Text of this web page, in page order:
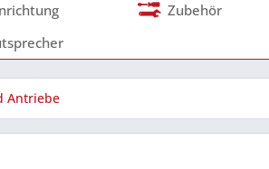
Zubehör
Antriebe